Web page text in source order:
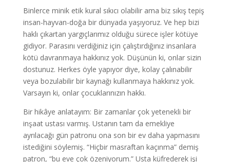
Binlerce minik etik kural sıkıcı olabilir ama biz sıkış tepiş
insan-hayvan-doğa bir dünyada yaşıyoruz. Ve hep bizi
haklı çıkartan yargıçlarımız olduğu sürece işler kötüye
gidiyor. Parasını verdiğiniz için çalıştırdığınız insanlara
kötü davranmaya hakkınız yok. Düşünün ki, onlar sizin
dostunuz. Herkes öyle yapıyor diye, kolay çalınabilir
veya bozulabilir bir kaynağı kullanmaya hakkınız yok.
Varsayın ki, onlar çocuklarınızın hakkı.
Bir hikâye anlatayım: Bir zamanlar çok yetenekli bir
inşaat ustası varmış. Ustanın tam da emekliye
ayrılacağı gün patronu ona son bir ev daha yapmasını
istediğini söylemiş. “Hiçbir masraftan kaçınma” demiş
patron, “bu eve çok özeniyorum.” Usta küfrederek işi